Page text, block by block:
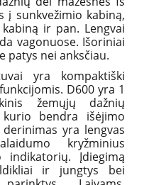
į sunkvežimio kabiną,
ir pan. Lengvai
vagonuose. Išoriniai
patys nei anksčiau.
yra kompaktiški
D600 yra 1
žemųjų dažnių
bendra išėjimo
yra lengvas
kryžminius
Įdiegimą
ir jungtys bei